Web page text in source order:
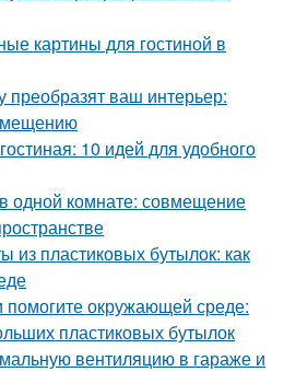
картины для гостиной в
преобразят ваш интерьер:
10 идей для удобного
одной комнате: совмещение
из пластиковых бутылок: как
помогите окружающей среде:
пластиковых бутылок
вентиляцию в гараже и